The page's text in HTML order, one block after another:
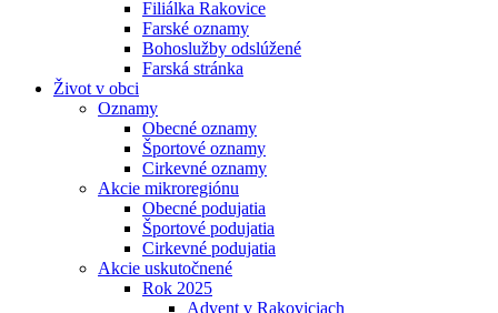
Filiálka Rakovice
Farské oznamy
Bohoslužby odslúžené
Farská stránka
Život v obci
Oznamy
Obecné oznamy
Športové oznamy
Cirkevné oznamy
Akcie mikroregiónu
Obecné podujatia
Športové podujatia
Cirkevné podujatia
Akcie uskutočnené
Rok 2025
Advent v Rakoviciach